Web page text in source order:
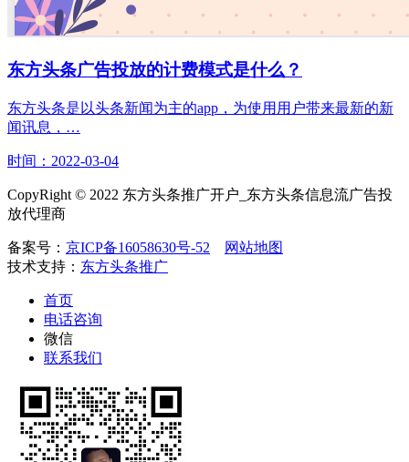
东方头条广告投放的计费模式是什么？
东方头条是以头条新闻为主的app，为使用用户带来最新的新
闻讯息，…
时间：2022-03-04
CopyRight © 2022 东方头条推广开户_东方头条信息流广告投
放代理商
备案号： 京ICP备16058630号-52
网站地图
技术支持： 东方头条推广
首页
电话咨询
微信
联系我们